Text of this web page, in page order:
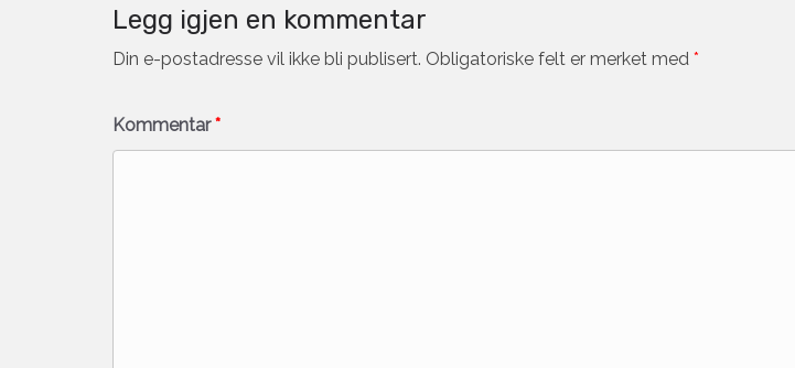
Legg igjen en kommentar
Din e-postadresse vil ikke bli publisert. Obligatoriske felt er merket med *
Kommentar*